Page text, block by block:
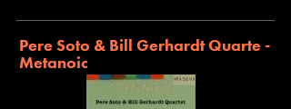
Pere Soto & Bill Gerhardt Quarte -
Metanoic